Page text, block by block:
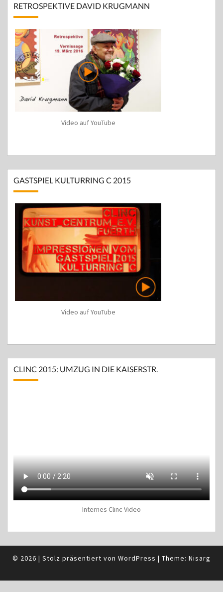
RETROSPEKTIVE DAVID KRUGMANN
Video auf YouTube
GASTSPIEL KULTURRING C 2015
Video auf YouTube
CLINC 2015: UMZUG IN DIE KAISERSTR.
Internes Clinc Video
© 2026 | Stolz präsentiert von WordPress | Theme: Nisarg